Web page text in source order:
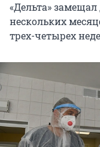
«Дельта»
нескольких
трех-четырех